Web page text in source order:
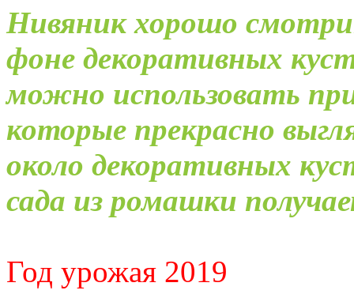
Нивяник хорошо
фоне декоративных
можно использовать
которые прекрасно
около декоративных
сада из ромашки
Год урожая 2019